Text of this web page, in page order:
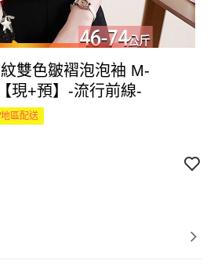
雙色皺褶泡泡袖 M-
現+預】-流行前線-
地區配送